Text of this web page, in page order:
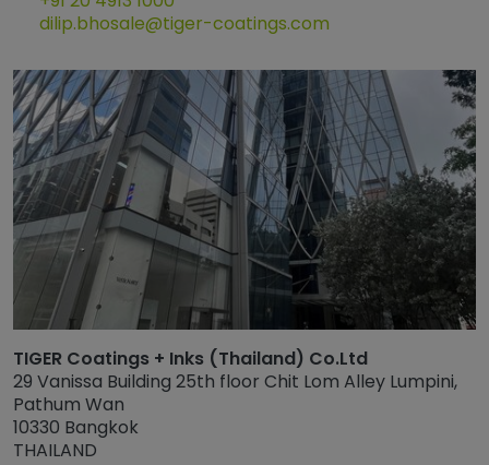
dilip.bhosale@tiger-coatings.com
TIGER Coatings + Inks (Thailand) Co.Ltd
29 Vanissa Building 25th floor Chit Lom Alley Lumpini,
Pathum Wan
10330 Bangkok
THAILAND